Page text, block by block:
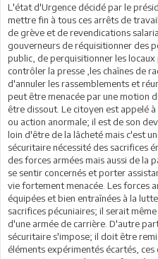
L'état d'Urgence décidé par le
mettre fin à tous ces arrêts de
de grève et de revendications
gouverneurs de réquisitionner des
public, de perquisitionner les
contrôler la presse ,les chaînes de
d'annuler les rassemblements et
peut être menacée par une motion
être dissout. Le citoyen est appelé
ou action anormale; il est de son
loin d'être de la lâcheté mais c'est
sécuritaire nécessité des sacrifices
des forces armées mais aussi de la
se sentir concernés et porter
vie fortement menacée. Les forces
équipées et bien entraînées à la
sacrifices pécuniaires; il serait
d'une armée de carrière. D'autre
sécuritaire s'impose; il doit être
éléments expérimentés écartés, ces